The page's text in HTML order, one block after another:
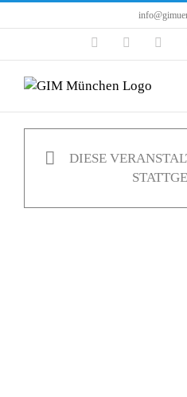
Inhalt
FacebookInstagram
DIESE